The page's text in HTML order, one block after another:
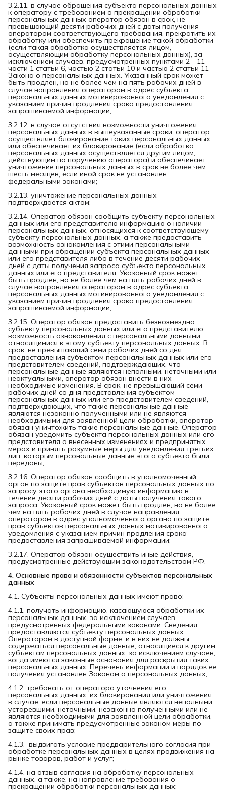
3.2.11. в случае обращения субъекта персональных данных
к оператору с требованием о прекращении обработки
персональных данных оператор обязан в срок, не
превышающий десяти рабочих дней с даты получения
оператором соответствующего требования, прекратить их
обработку или обеспечить прекращение такой обработки
(если такая обработка осуществляется лицом,
осуществляющим обработку персональных данных), за
исключением случаев, предусмотренных пунктами 2 - 11
части 1 статьи 6, частью 2 статьи 10 и частью 2 статьи 11
Закона о персональных данных. Указанный срок может
быть продлен, но не более чем на пять рабочих дней в
случае направления оператором в адрес субъекта
персональных данных мотивированного уведомления с
указанием причин продления срока предоставления
запрашиваемой информации;
3.2.12. в случае отсутствия возможности уничтожения
персональных данных в вышеуказанные сроки, оператор
осуществляет блокирование таких персональных данных
или обеспечивает их блокирование (если обработка
персональных данных осуществляется другим лицом,
действующим по поручению оператора) и обеспечивает
уничтожение персональных данных в срок не более чем
шесть месяцев, если иной срок не установлен
федеральными законами;
3.2.13. уничтожение персональных данных
подтверждается актом;
3.2.14. Оператор обязан сообщить субъекту персональных
данных или его представителю информацию о наличии
персональных данных, относящихся к соответствующему
субъекту персональных данных, а также предоставить
возможность ознакомления с этими персональными
данными при обращении субъекта персональных данных
или его представителя либо в течение десяти рабочих
дней с даты получения запроса субъекта персональных
данных или его представителя. Указанный срок может
быть продлен, но не более чем на пять рабочих дней в
случае направления оператором в адрес субъекта
персональных данных мотивированного уведомления с
указанием причин продления срока предоставления
запрашиваемой информации;
3.2.15. Оператор обязан предоставить безвозмездно
субъекту персональных данных или его представителю
возможность ознакомления с персональными данными,
относящимися к этому субъекту персональных данных. В
срок, не превышающий семи рабочих дней со дня
предоставления субъектом персональных данных или его
представителем сведений, подтверждающих, что
персональные данные являются неполными, неточными или
неактуальными, оператор обязан внести в них
необходимые изменения. В срок, не превышающий семи
рабочих дней со дня представления субъектом
персональных данных или его представителем сведений,
подтверждающих, что такие персональные данные
являются незаконно полученными или не являются
необходимыми для заявленной цели обработки, оператор
обязан уничтожить такие персональные данные. Оператор
обязан уведомить субъекта персональных данных или его
представителя о внесенных изменениях и предпринятых
мерах и принять разумные меры для уведомления третьих
лиц, которым персональные данные этого субъекта были
переданы;
3.2.16. Оператор обязан сообщить в уполномоченный
орган по защите прав субъектов персональных данных по
запросу этого органа необходимую информацию в
течение десяти рабочих дней с даты получения такого
запроса. Указанный срок может быть продлен, но не более
чем на пять рабочих дней в случае направления
оператором в адрес уполномоченного органа по защите
прав субъектов персональных данных мотивированного
уведомления с указанием причин продления срока
предоставления запрашиваемой информации;
3.2.17. Оператор обязан осуществить иные действия,
предусмотренные действующим законодательством РФ.
4. Основные права и обязанности субъектов персональных
данных
4.1. Субъекты персональных данных имеют право:
4.1.1. получать информацию, касающуюся обработки их
персональных данных, за исключением случаев,
предусмотренных федеральными законами. Сведения
предоставляются субъекту персональных данных
Оператором в доступной форме, и в них не должны
содержаться персональные данные, относящиеся к другим
субъектам персональных данных, за исключением случаев,
когда имеются законные основания для раскрытия таких
персональных данных. Перечень информации и порядок ее
получения установлен Законом о персональных данных;
4.1.2. требовать от оператора уточнения его
персональных данных, их блокирования или уничтожения
в случае, если персональные данные являются неполными,
устаревшими, неточными, незаконно полученными или не
являются необходимыми для заявленной цели обработки,
а также принимать предусмотренные законом меры по
защите своих прав;
4.1.3. выдвигать условие предварительного согласия при
обработке персональных данных в целях продвижения на
рынке товаров, работ и услуг;
4.1.4. на отзыв согласия на обработку персональных
данных, а также, на направление требования о
прекращении обработки персональных данных;